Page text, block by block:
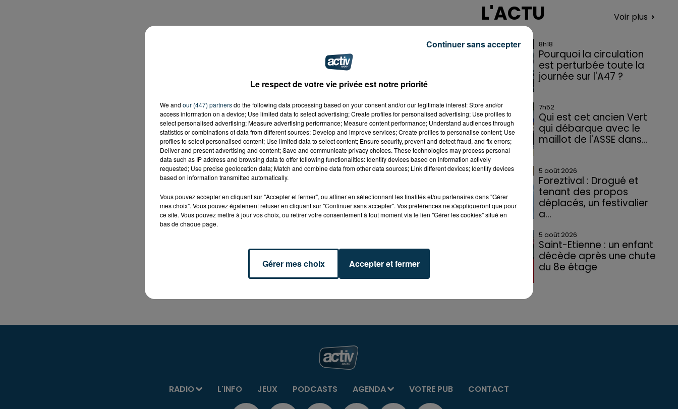
L'ACTU Voir plus
8h18
Pourquoi la circulation
est perturbée toute la
journée sur l'A47 ?
7h52
Qui est cet ancien Vert
qui débarque avec le
maillot de l'ASSE dans...
5 août 2026
Foreztival : Drogué et
tenant des propos
déplacés, un festivalier
a...
5 août 2026
Saint-Etienne : un enfant
décède après une chute
du 8e étage
RADIO L'INFO JEUX PODCASTS AGENDA VOTRE PUB CONTACT
Le respect de votre vie privée est notre priorité
We and our (447) partnersdo the following data processing based on your consent and/or our legitimate interest: Store and/or
access information on a device; Use limited data to select advertising; Create profiles for personalised advertising; Use profiles to
select personalised advertising; Measure advertising performance; Measure content performance; Understand audiences through
statistics or combinations of data from different sources; Develop and improve services; Create profiles to personalise content; Use
profiles to select personalised content; Use limited data to select content; Ensure security, prevent and detect fraud, and fix errors;
Deliver and present advertising and content; Save and communicate privacy choices. These technologies may process personal
data such as IP address and browsing data to offer following functionalities: Identify devices based on information actively
requested; Use precise geolocation data; Match and combine data from other data sources; Link different devices; Identify devices
based on information transmitted automatically.
Vous pouvez accepter en cliquant sur "Accepter et fermer", ou affiner en sélectionnant les finalités et/ou partenaires dans "Gérer
mes choix". Vous pouvez également refuser en cliquant sur "Continuer sans accepter". Vos préférences ne s'appliqueront que pour
ce site. Vous pouvez mettre à jour vos choix, ou retirer votre consentement à tout moment via le lien "Gérer les cookies" situé en
bas de chaque page.
Gérer mes choix Accepter et fermer
Continuer sans accepter